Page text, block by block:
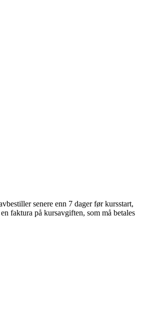
senere enn 7 dager før kursstart,
faktura på kursavgiften, som må betales